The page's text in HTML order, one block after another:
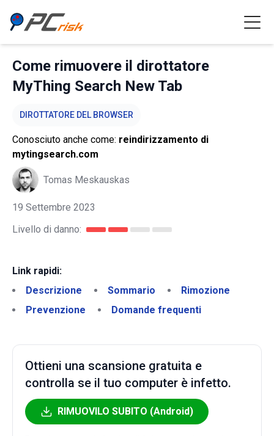
Come rimuovere il dirottatore
MyThing Search New Tab
DIROTTATORE DEL BROWSER
Conosciuto anche come: reindirizzamento di
mytingsearch.com
Tomas Meskauskas
19 Settembre 2023
Livello di danno:
Link rapidi:
Descrizione
Sommario
Rimozione
Prevenzione
Domande frequenti
Ottieni una scansione gratuita e
controlla se il tuo computer è infetto.
RIMUOVILO SUBITO (Android)